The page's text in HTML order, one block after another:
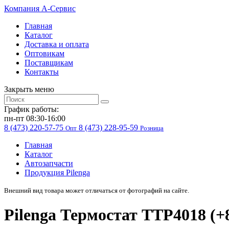
Компания A-Cервис
Главная
Каталог
Доставка и оплата
Оптовикам
Поставщикам
Контакты
Закрыть меню
График работы:
пн-пт 08:30-16:00
8 (473) 220-57-75 Опт 8 (473) 228-95-59 Розница
Главная
Каталог
Автозапчасти
Продукция Pilenga
Внешний вид товара может отличаться от фотографий на сайте.
Pilenga Термостат TTP4018